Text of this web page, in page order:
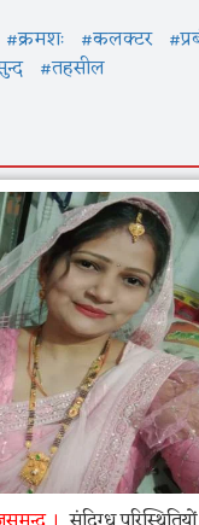
#क्रमशः #कलक्टर
#तहसील